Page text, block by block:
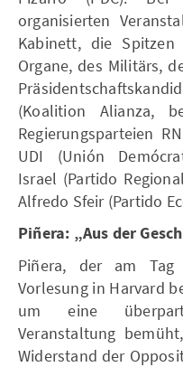
organisierten
Kabinett, die
Organe, des Militärs,
(Koalition Alianza,
Regierungsparteien
UDI (Unión
Israel (Partido
Alfredo Sfeir (Partido
Piñera: „Aus der
Piñera, der am
Vorlesung in Harvard
um eine
Veranstaltung
Widerstand der